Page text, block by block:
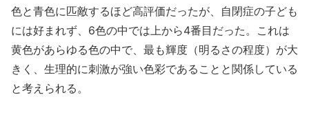
色と青色に匹敵するほど高評価だったが、自閉症の子ども
には好まれず、6色の中では上から4番目だった。これは
黄色があらゆる色の中で、最も輝度（明るさの程度）が大
きく、生理的に刺激が強い色彩であることと関係している
と考えられる。